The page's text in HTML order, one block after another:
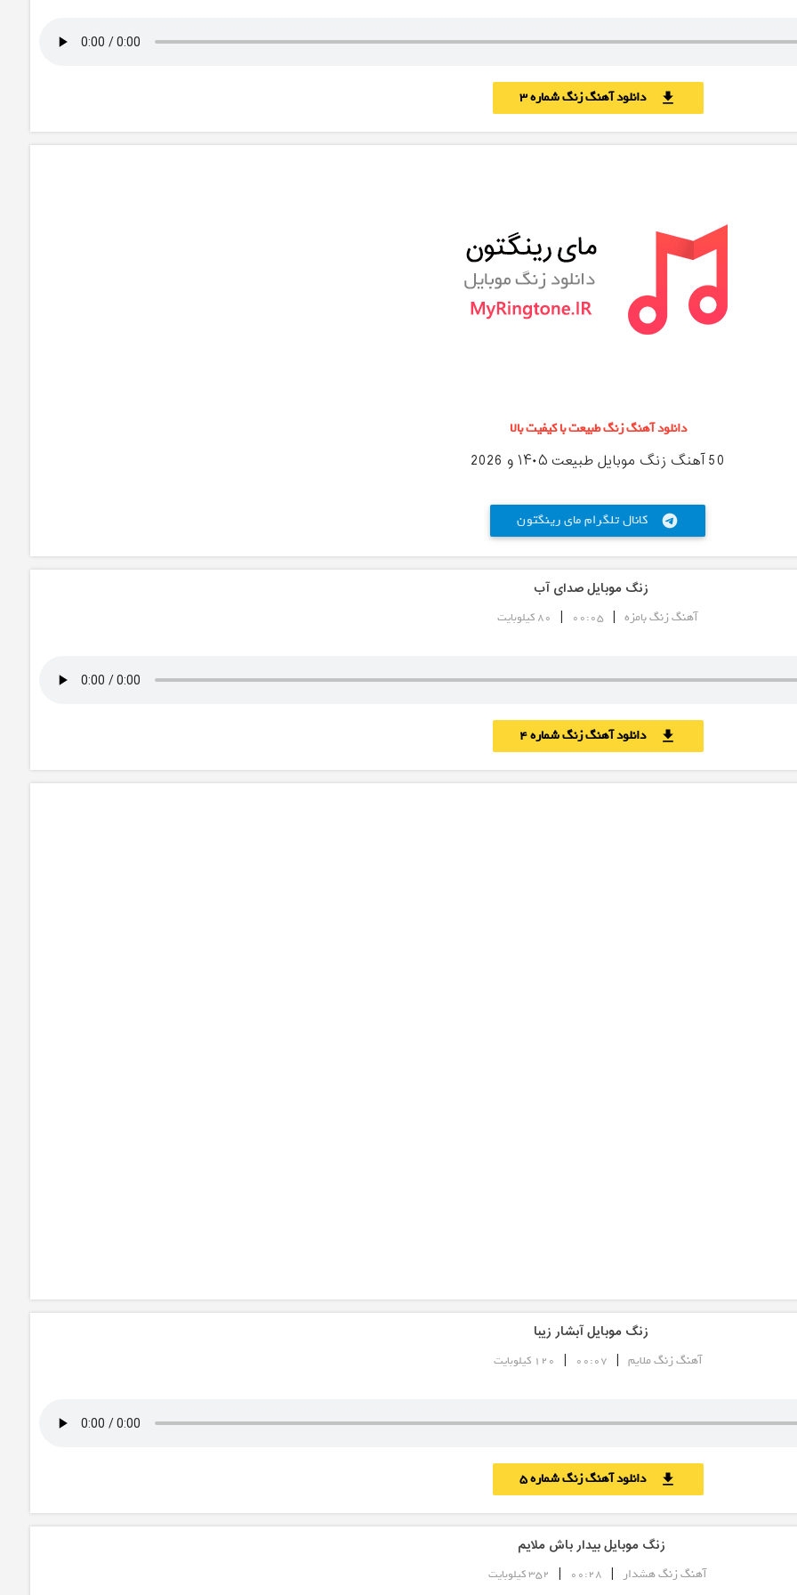
download دانلود آهنگ زنگ شماره 3
دانلود آهنگ زنگ طبیعت با کیفیت بالا
50 آهنگ زنگ موبایل طبیعت ۱۴۰۵ و 2026
کانال تلگرام مای رینگتون telegram
زنگ موبایل صدای آب
آهنگ زنگ بامزه |
00:05
| 80 کیلوبایت
download دانلود آهنگ زنگ شماره 4
زنگ موبایل آبشار زیبا
آهنگ زنگ ملایم |
00:07
| 120 کیلوبایت
download دانلود آهنگ زنگ شماره 5
زنگ موبایل بیدار باش ملایم
آهنگ زنگ هشدار |
00:28
| 352 کیلوبایت